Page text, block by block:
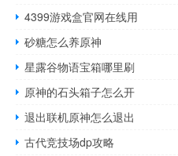
4399游戏盒官网在线用
砂糖怎么养原神
星露谷物语宝箱哪里刷
原神的石头箱子怎么开
退出联机原神怎么退出
古代竞技场dp攻略